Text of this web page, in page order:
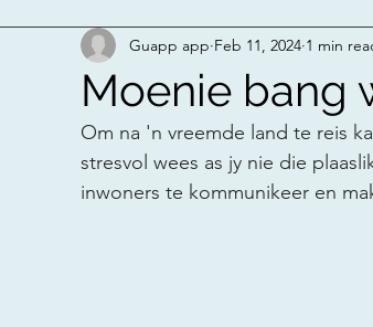
Moenie bang
Guapp app Feb 11, 2024 1 min
Om na 'n vreemde land te reis
stresvol wees as jy nie die
inwoners te kommunikeer en